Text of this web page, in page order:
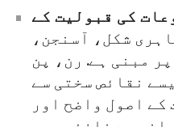
کی قبولیت کے
شکل، آسنجن،
مبنی ہے. رن، پن
نقائص سختی سے
اصول واضح اور